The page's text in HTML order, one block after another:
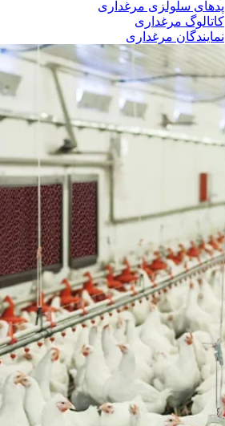
پدهای سلولزی مرغداری
کاتالوگ مرغداری
نمایندگان مرغداری